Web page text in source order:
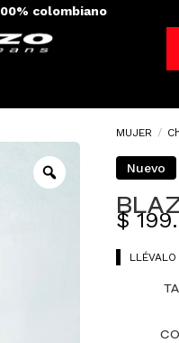
colombiano
MUJER /
Nuevo
$